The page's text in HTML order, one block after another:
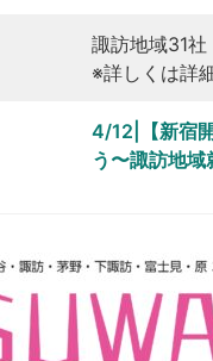
諏訪地域31社
※詳しくは詳
4/12|【新宿
う〜諏訪地域